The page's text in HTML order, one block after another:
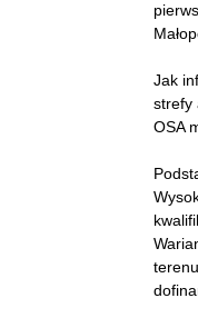
Jak
strefy
OSA